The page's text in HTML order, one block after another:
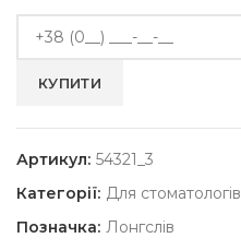
Артикул: 54321_3
Категорії: Для стоматологів
Позначка: Лонгслів